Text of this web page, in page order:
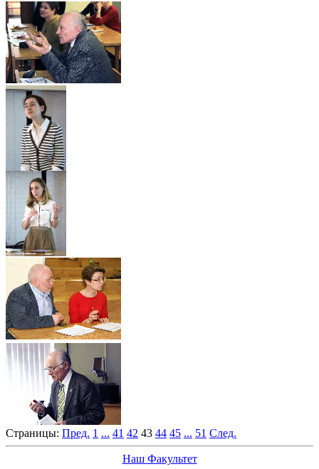
Страницы: Пред. 1 ... 41 42 43 44 45 ... 51 След.
Наш Факультет